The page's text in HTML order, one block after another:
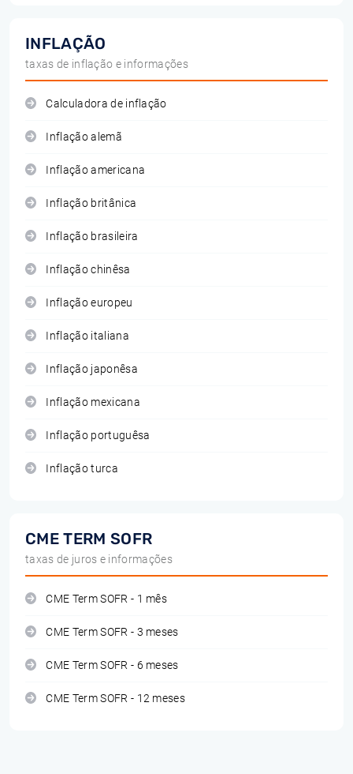
INFLAÇÃO
taxas de inflação e informações
Calculadora de inflação
Inflação alemã
Inflação americana
Inflação britânica
Inflação brasileira
Inflação chinêsa
Inflação europeu
Inflação italiana
Inflação japonêsa
Inflação mexicana
Inflação portuguêsa
Inflação turca
CME TERM SOFR
taxas de juros e informações
CME Term SOFR - 1 mês
CME Term SOFR - 3 meses
CME Term SOFR - 6 meses
CME Term SOFR - 12 meses